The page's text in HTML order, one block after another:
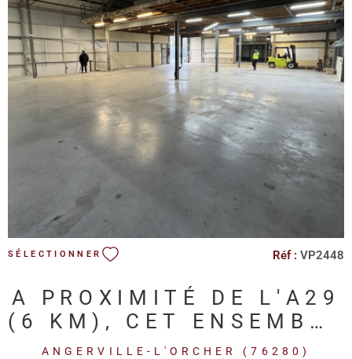
adaptés aux équipes administratives et techniques Atouts ✔
Emplacement stratégique en zone industrielle dynamique ✔
Accès facile pour véhicules légers et poids lourds ✔ Bâtiment
polyvalent, immédiatement exploitable ✔ Grande surface
extérieure bétonnée Pour plus de renseignements, contactez-
nous : c.dehondt@hmimmo-pro.com 02.35.22.00.22
VOIR LE BIEN
SÉLECTIONNER Réf : VP2448
A PROXIMITÉ DE L'A29
(6 KM), CET ENSEMBLE
IMMOBILI
ANGERVILLE-L'ORCHER (76280)